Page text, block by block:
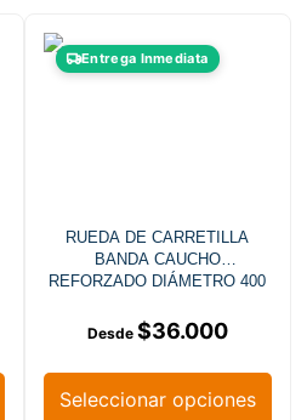
Entrega Inmediata
RUEDA DE CARRETILLA
BANDA CAUCHO
REFORZADO DIÁMETRO 400
$36.000
Seleccionar opciones